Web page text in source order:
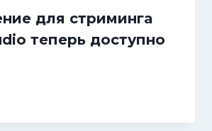
для стриминга
теперь доступно